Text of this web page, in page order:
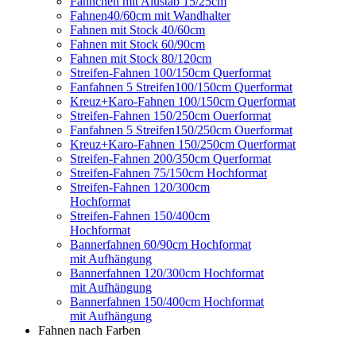
Fahnen40/60cm mit Wandhalter
Fahnen mit Stock 40/60cm
Fahnen mit Stock 60/90cm
Fahnen mit Stock 80/120cm
Streifen-Fahnen 100/150cm Querformat
Fanfahnen 5 Streifen100/150cm Querformat
Kreuz+Karo-Fahnen 100/150cm Querformat
Streifen-Fahnen 150/250cm Ouerformat
Fanfahnen 5 Streifen150/250cm Ouerformat
Kreuz+Karo-Fahnen 150/250cm Querformat
Streifen-Fahnen 200/350cm Querformat
Streifen-Fahnen 75/150cm Hochformat
Streifen-Fahnen 120/300cm
Hochformat
Streifen-Fahnen 150/400cm
Hochformat
Bannerfahnen 60/90cm Hochformat
mit Aufhängung
Bannerfahnen 120/300cm Hochformat
mit Aufhängung
Bannerfahnen 150/400cm Hochformat
mit Aufhängung
Fahnen nach Farben